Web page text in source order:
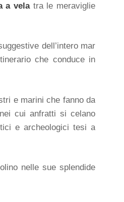
a velatra le meraviglie
dell’intero mar
che conduce in
e marini che fanno da
cui anfratti si celano
e archeologici tesi a
nelle sue splendide